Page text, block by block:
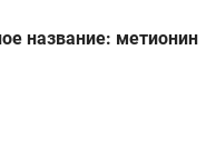
название: метионин